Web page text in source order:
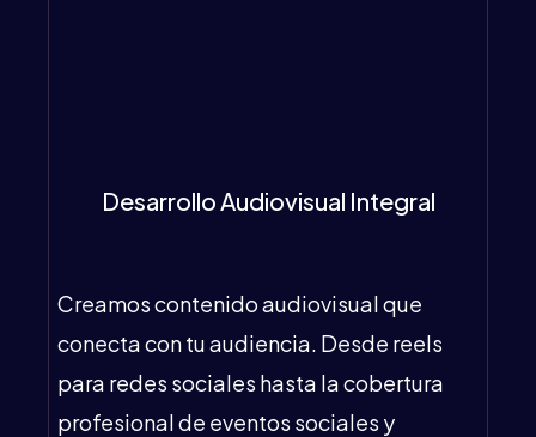
Desarrollo Audiovisual Integral
Creamos contenido audiovisual que
conecta con tu audiencia. Desde reels
para redes sociales hasta la cobertura
profesional de eventos sociales y